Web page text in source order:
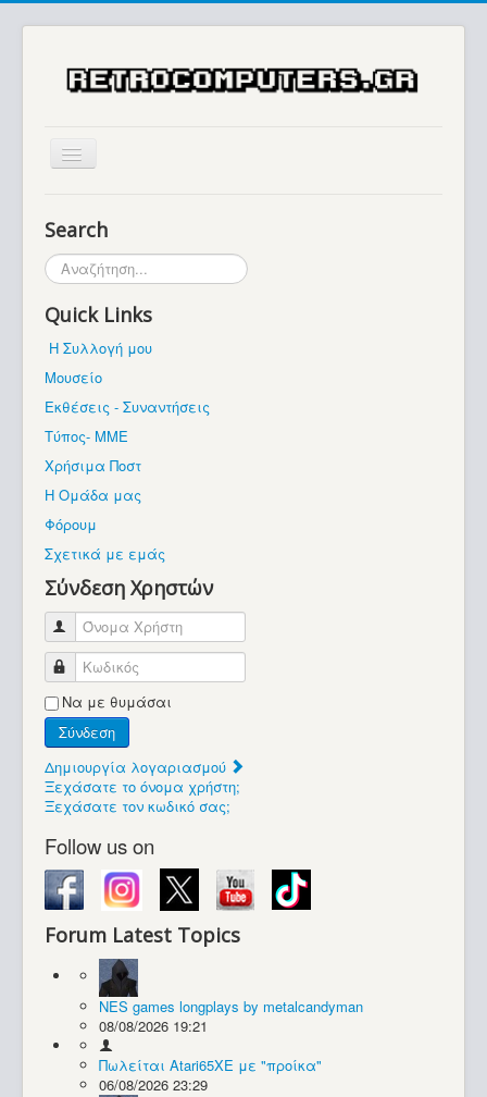
Μουσείο
Βρίσκεστε εδώ:
Συλλογές / Projects
Search
Αναζήτηση...
Quick Links
Η Συλλογή μου
Μουσείο
Εκθέσεις - Συναντήσεις
Τύπος- ΜΜΕ
Χρήσιμα Ποστ
Η Ομάδα μας
Φόρουμ
Σχετικά με εμάς
Σύνδεση Χρηστών
Όνομα Χρήστη
Κωδικός
Να με θυμάσαι
Σύνδεση
Δημιουργία λογαριασμού
Ξεχάσατε το όνομα χρήστη;
Ξεχάσατε τον κωδικό σας;
Follow us on
Forum Latest Topics
NES games longplays by metalcandyman
08/08/2026 19:21
Πωλείται Atari65XE με "προίκα"
06/08/2026 23:29